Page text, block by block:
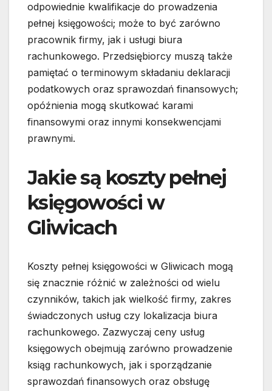
odpowiednie kwalifikacje do prowadzenia
pełnej księgowości; może to być zarówno
pracownik firmy, jak i usługi biura
rachunkowego. Przedsiębiorcy muszą także
pamiętać o terminowym składaniu deklaracji
podatkowych oraz sprawozdań finansowych;
opóźnienia mogą skutkować karami
finansowymi oraz innymi konsekwencjami
prawnymi.
Jakie są koszty pełnej
księgowości w
Gliwicach
Koszty pełnej księgowości w Gliwicach mogą
się znacznie różnić w zależności od wielu
czynników, takich jak wielkość firmy, zakres
świadczonych usług czy lokalizacja biura
rachunkowego. Zazwyczaj ceny usług
księgowych obejmują zarówno prowadzenie
ksiąg rachunkowych, jak i sporządzanie
sprawozdań finansowych oraz obsługę